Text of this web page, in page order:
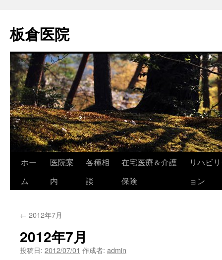
テ
ン
へ
ス
ッ
プ
板倉医院
ホー
ム
医院案
内
各種相
談
在宅医療＆介護
保険
リハビ
ョン
← 2012年7月
2012年7月
投稿日: 2012/07/01 作成者: admin